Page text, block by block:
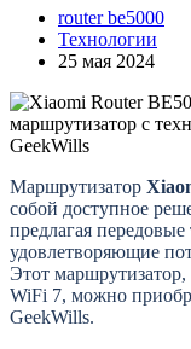
router be5000
Технологии
25 мая 2024
Маршрутизатор
собой доступное
предлагая
удовлетворяющие
Этот
WiFi 7, можно
GeekWills.